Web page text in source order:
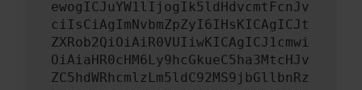
ewogICJuYW1lIjogIk5ldHdvcmtFcnJv
ciIsCiAgImNvbmZpZyI6IHsKICAgICJt
ZXRob2QiOiAiR0VUIiwKICAgICJ1cmwi
OiAiaHR0cHM6Ly9hcGkueC5ha3MtcHJv
ZC5hdWRhcmlzLm5ldC92MS9jbGllbnRz